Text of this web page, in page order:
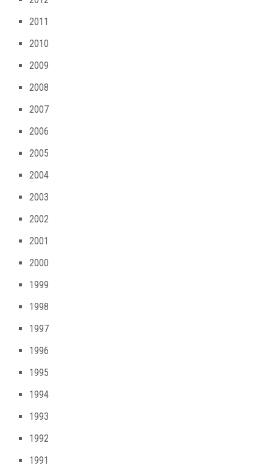
2011
2010
2009
2008
2007
2006
2005
2004
2003
2002
2001
2000
1999
1998
1997
1996
1995
1994
1993
1992
1991